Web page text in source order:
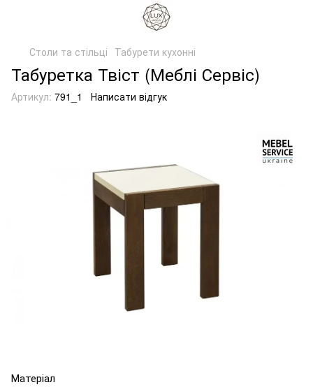
Столи та стільці Табурети кухонні
Табуретка Твіст (Меблі Сервіс)
Артикул: 791_1 Написати відгук
Матеріал